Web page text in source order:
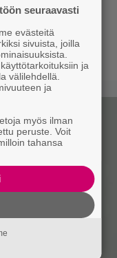
repinyt
seuraavasti
evästeitä
sivuista, joilla
ja
välilehdellä.
ja
myös ilman
peruste. Voit
tahansa